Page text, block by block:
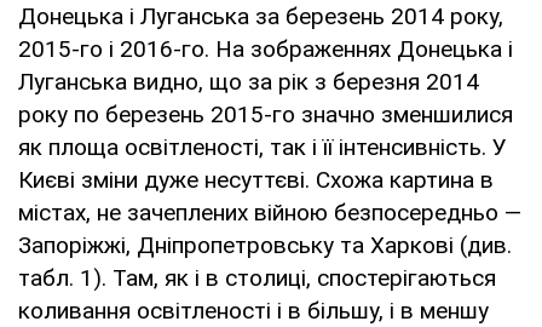
Донецька і Луганська за березень 2014 року,
2015-го і 2016-го. На зображеннях Донецька і
Луганська видно, що за рік з березня 2014
року по березень 2015-го значно зменшилися
як площа освітленості, так і її інтенсивність. У
Києві зміни дуже несуттєві. Схожа картина в
містах, не зачеплених війною безпосередньо —
Запоріжжі, Дніпропетровську та Харкові (див.
табл. 1). Там, як і в столиці, спостерігаються
коливання освітленості і в більшу, і в меншу